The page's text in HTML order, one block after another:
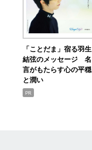
「ことだま」宿る羽生
結弦のメッセージ 名
言がもたらす心の平穏
と潤い
PR